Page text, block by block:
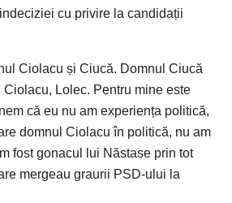
cu privire la candidații
Ciolacu și Ciucă. Domnul Ciucă
Lolec. Pentru mine este
că eu nu am experiența politică,
domnul Ciolacu în politică, nu am
fost gonacul lui Năstase prin tot
mergeau graurii PSD-ului la